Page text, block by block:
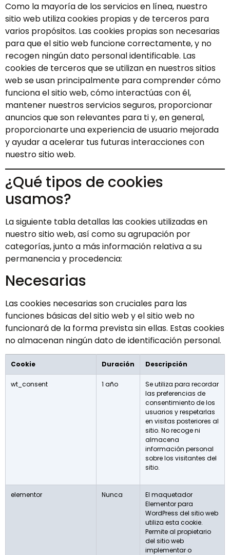
Como la mayoría de los servicios en línea, nuestro
sitio web utiliza cookies propias y de terceros para
varios propósitos. Las cookies propias son necesarias
para que el sitio web funcione correctamente, y no
recogen ningún dato personal identificable. Las
cookies de terceros que se utilizan en nuestros sitios
web se usan principalmente para comprender cómo
funciona el sitio web, cómo interactúas con él,
mantener nuestros servicios seguros, proporcionar
anuncios que son relevantes para ti y, en general,
proporcionarte una experiencia de usuario mejorada
y ayudar a acelerar tus futuras interacciones con
nuestro sitio web.
¿Qué tipos de cookies
usamos?
La siguiente tabla detallas las cookies utilizadas en
nuestro sitio web, así como su agrupación por
categorías, junto a más información relativa a su
permanencia y procedencia:
Necesarias
Las cookies necesarias son cruciales para las
funciones básicas del sitio web y el sitio web no
funcionará de la forma prevista sin ellas. Estas cookies
no almacenan ningún dato de identificación personal.
Cookie Duración Descripción
wt_consent 1 año
Se utiliza para recordar
las preferencias de
consentimiento de los
usuarios y respetarlas
en visitas posteriores al
sitio. No recoge ni
almacena
información personal
sobre los visitantes del
sitio.
elementor Nunca
El maquetador
Elementor para
WordPress del sitio web
utiliza esta cookie.
Permite al propietario
del sitio web
implementar o